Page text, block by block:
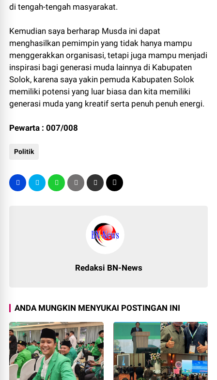
di tengah-tengah masyarakat.
Kemudian saya berharap Musda ini dapat
menghasilkan pemimpin yang tidak hanya mampu
menggerakkan organisasi, tetapi juga mampu menjadi
inspirasi bagi generasi muda lainnya di Kabupaten
Solok, karena saya yakin pemuda Kabupaten Solok
memiliki potensi yang luar biasa dan kita memiliki
generasi muda yang kreatif serta penuh penuh energi.
Pewarta : 007/008
Politik
Redaksi BN-News
ANDA MUNGKIN MENYUKAI POSTINGAN INI